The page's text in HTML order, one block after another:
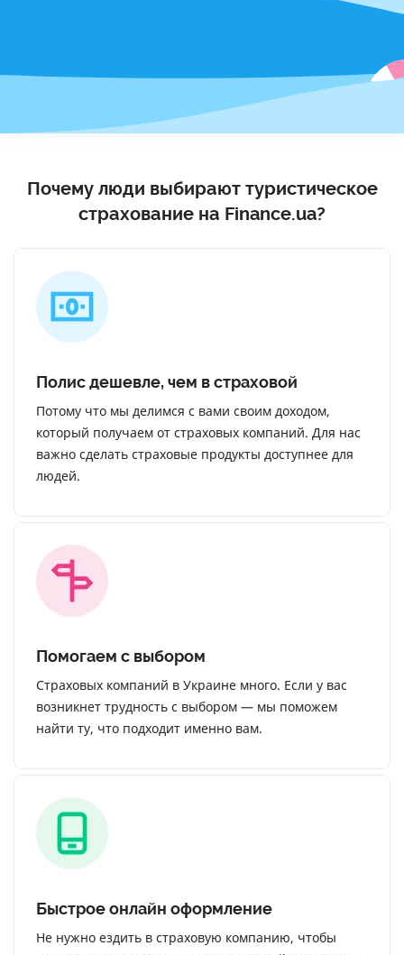
Почему люди выбирают туристическое
страхование на Finance.ua?
Полис дешевле, чем в страховой
Потому что мы делимся с вами своим доходом,
который получаем от страховых компаний. Для нас
важно сделать страховые продукты доступнее для
людей.
Помогаем с выбором
Страховых компаний в Украине много. Если у вас
возникнет трудность с выбором — мы поможем
найти ту, что подходит именно вам.
Быстрое онлайн оформление
Не нужно ездить в страховую компанию, чтобы